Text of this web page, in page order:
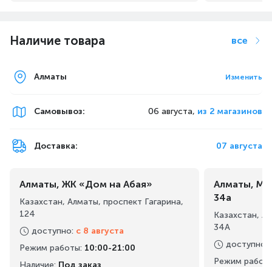
Наличие товара все
Алматы Изменить
Самовывоз: 06 августа, из 2 магазинов
Доставка: 07 августа
Алматы, ЖК «Дом на Абая»
Казахстан, Алматы, проспект Гагарина,
124
доступно: с 8 августа
Режим работы: 10:00-21:00
Наличие: Под заказ
Алматы,
34а
Казахстан,
34А
доступно
Режим